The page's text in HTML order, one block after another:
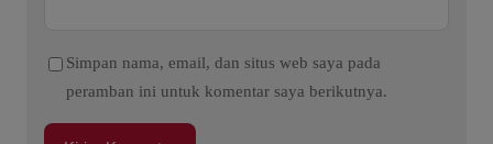
Simpan nama, email, dan situs web saya pada
peramban ini untuk komentar saya berikutnya.